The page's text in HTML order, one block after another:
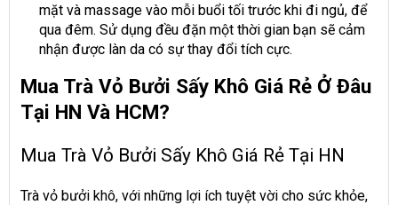
mặt và massage vào mỗi buổi tối trước khi đi ngủ, để
qua đêm. Sử dụng đều đặn một thời gian bạn sẽ cảm
nhận được làn da có sự thay đổi tích cực.
Mua Trà Vỏ Bưởi Sấy Khô Giá Rẻ Ở Đâu
Tại HN Và HCM?
Mua Trà Vỏ Bưởi Sấy Khô Giá Rẻ Tại HN
Trà vỏ bưởi khô, với những lợi ích tuyệt vời cho sức khỏe,